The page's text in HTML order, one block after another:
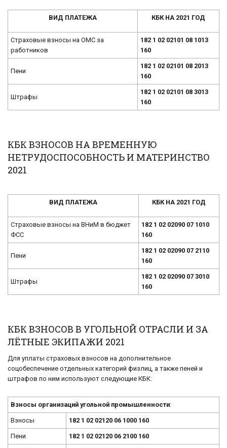
ВИД ПЛАТЕЖА КБК НА 2021 ГОД
Страховые взносы на ОМС за
работников
182 1 02 02101 08 1013
160
Пени
182 1 02 02101 08 2013
160
Штрафы
182 1 02 02101 08 3013
160
КБК ВЗНОСОВ НА ВРЕМЕННУЮ
НЕТРУДОСПОСОБНОСТЬ И МАТЕРИНСТВО
2021
ВИД ПЛАТЕЖА КБК НА 2021 ГОД
Страховые взносы на ВНиМ в бюджет
ФСС
182 1 02 02090 07 1010
160
Пени
182 1 02 02090 07 2110
160
Штрафы
182 1 02 02090 07 3010
160
КБК ВЗНОСОВ В УГОЛЬНОЙ ОТРАСЛИ И ЗА
ЛЁТНЫЕ ЭКИПАЖИ 2021
Для уплаты страховых взносов на дополнительное
соцобеспечение отдельных категорий физлиц, а также пеней и
штрафов по ним используют следующие КБК:
Взносы организаций угольной промышленности:
Взносы 182 1 02 02120 06 1000 160
Пени 182 1 02 02120 06 2100 160